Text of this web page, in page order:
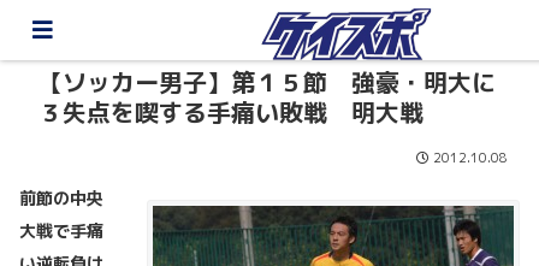
【ソッカー男子】第１５節 強豪・明大に
３失点を喫する手痛い敗戦 明大戦
2012.10.08
前節の中央
大戦で手痛